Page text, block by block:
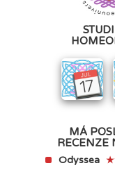
MÁ
RECENZE
Odyssea